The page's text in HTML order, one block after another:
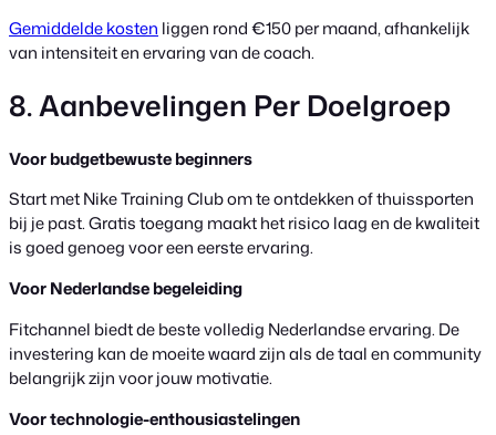
Gemiddelde kosten liggen rond €150 per maand, afhankelijk
van intensiteit en ervaring van de coach.
8. Aanbevelingen Per Doelgroep
Voor budgetbewuste beginners
Start met Nike Training Club om te ontdekken of thuissporten
bij je past. Gratis toegang maakt het risico laag en de kwaliteit
is goed genoeg voor een eerste ervaring.
Voor Nederlandse begeleiding
Fitchannel biedt de beste volledig Nederlandse ervaring. De
investering kan de moeite waard zijn als de taal en community
belangrijk zijn voor jouw motivatie.
Voor technologie-enthousiastelingen